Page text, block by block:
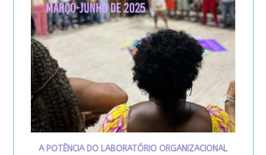
A POTÊNCIA DO LABORATÓRIO ORGANIZACIONAL